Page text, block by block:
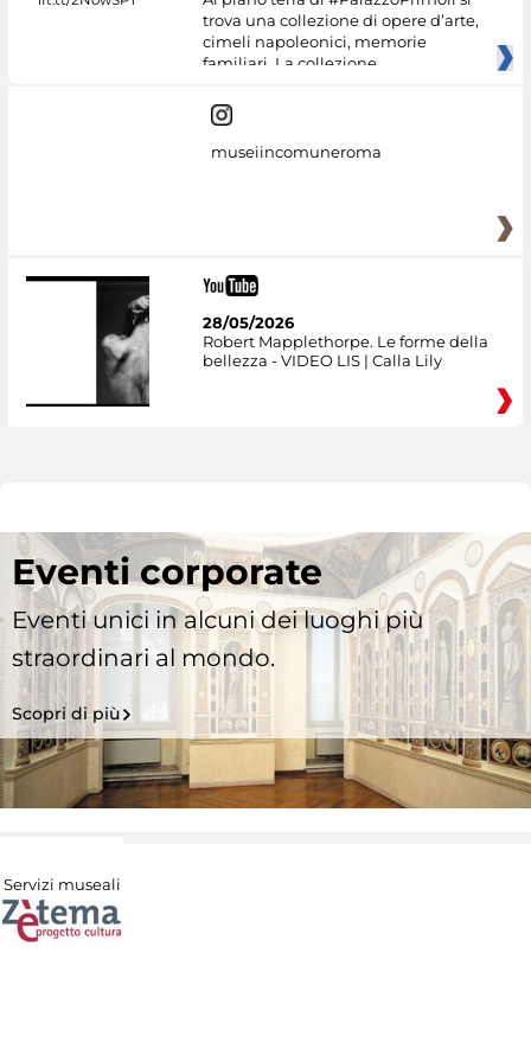
trova una collezione di opere d’arte,
cimeli napoleonici, memorie
familiari. La collezione
museiincomuneroma
28/05/2026
Robert Mapplethorpe. Le forme della
bellezza - VIDEO LIS | Calla Lily
Eventi corporate
Eventi unici in alcuni dei luoghi più
straordinari al mondo.
Scopri di più
Servizi museali